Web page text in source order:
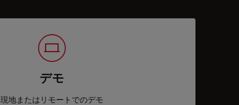
デモ
現地またはリモートでのデモ